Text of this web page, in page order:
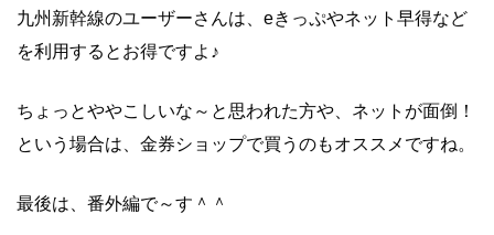
九州新幹線のユーザーさんは、eきっぷやネット早得など
を利用するとお得ですよ♪
ちょっとややこしいな～と思われた方や、ネットが面倒！
という場合は、金券ショップで買うのもオススメですね。
最後は、番外編で～す＾＾